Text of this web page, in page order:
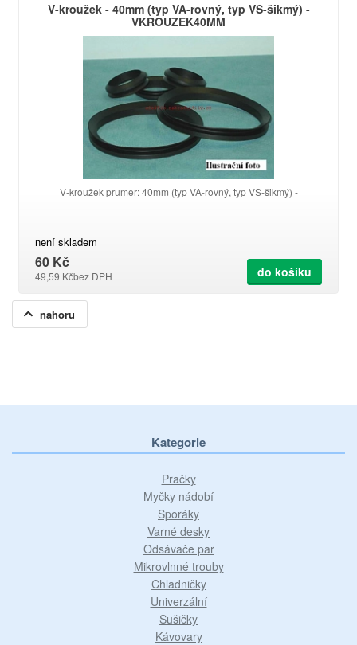
V-kroužek - 40mm (typ VA-rovný, typ VS-šikmý) -
VKROUZEK40MM
V-kroužek prumer: 40mm (typ VA-rovný, typ VS-šikmý) -
není skladem
60 Kč
49,59 Kčbez DPH do košíku
nahoru
Kategorie
Pračky
Myčky nádobí
Sporáky
Varné desky
Odsávače par
Mikrovlnné trouby
Chladničky
Univerzální
Sušičky
Kávovary